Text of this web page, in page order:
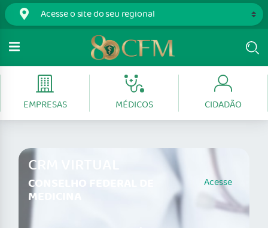
EMPRESAS MÉDICOS CIDADÃO
CRM VIRTUAL
CONSELHO FEDERAL DE
MEDICINA
Acesse